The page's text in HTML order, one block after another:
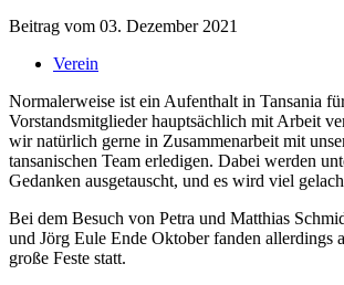
Beitrag vom 03. Dezember 2021
Verein
Normalerweise ist ein Aufenthalt in Tansania
Vorstandsmitglieder hauptsächlich mit Arbeit
wir natürlich gerne in Zusammenarbeit mit
tansanischen Team erledigen. Dabei werden
Gedanken ausgetauscht, und es wird viel
Bei dem Besuch von Petra und Matthias
und Jörg Eule Ende Oktober fanden allerdings
große Feste statt.